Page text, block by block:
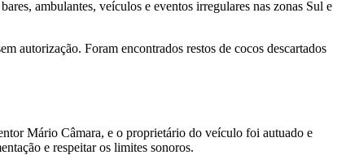
ambulantes, veículos e eventos irregulares nas zonas Sul e
autorização. Foram encontrados restos de cocos descartados
Mário Câmara, e o proprietário do veículo foi autuado e
e respeitar os limites sonoros.